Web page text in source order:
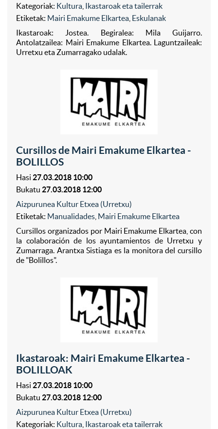
Kategoriak: Kultura Ikastaroak eta tailerrak
Etiketak: Mairi Emakume Elkartea Eskulanak
Ikastaroak: Jostea. Begiralea: Mila Guijarro.
Antolatzailea: Mairi Emakume Elkartea. Laguntzaileak:
Urretxu eta Zumarragako udalak.
Cursillos de Mairi Emakume Elkartea -
BOLILLOS
Hasi 27.03.2018 10:00
Bukatu 27.03.2018 12:00
Aizpurunea Kultur Etxea (Urretxu)
Etiketak: Manualidades Mairi Emakume Elkartea
Cursillos organizados por Mairi Emakume Elkartea, con
la colaboración de los ayuntamientos de Urretxu y
Zumarraga. Arantxa Sistiaga es la monitora del cursillo
de "Bolillos".
Ikastaroak: Mairi Emakume Elkartea -
BOLILLOAK
Hasi 27.03.2018 10:00
Bukatu 27.03.2018 12:00
Aizpurunea Kultur Etxea (Urretxu)
Kategoriak: Kultura Ikastaroak eta tailerrak